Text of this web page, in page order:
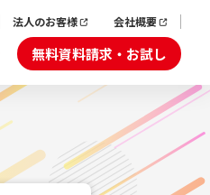
法人のお客様 会社概要
無料資料請求・お試し